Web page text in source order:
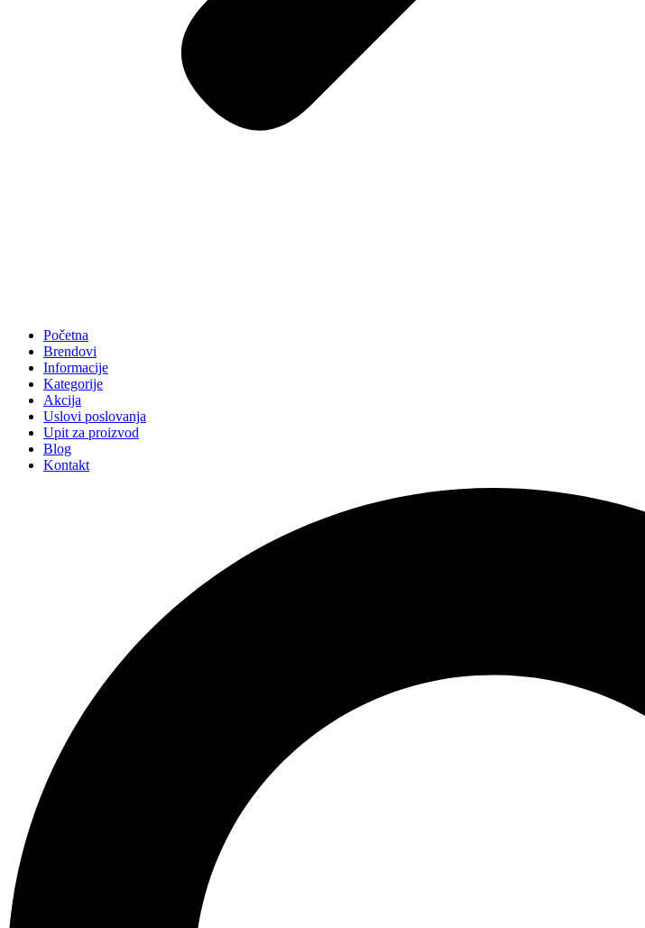
Početna
Brendovi
Informacije
Kategorije
Akcija
Uslovi poslovanja
Upit za proizvod
Blog
Kontakt